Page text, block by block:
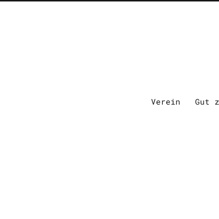
Verein Gut